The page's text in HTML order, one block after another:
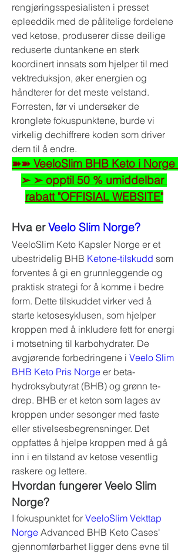
rengjøringsspesialisten i presset
epleeddik med de pålitelige fordelene
ved ketose, produserer disse deilige
reduserte duntankene en sterk
koordinert innsats som hjelper til med
vektreduksjon, øker energien og
håndterer for det meste velstand.
Forresten, før vi undersøker de
kronglete fokuspunktene, burde vi
virkelig dechiffrere koden som driver
dem til å endre.
➽➽ VeeloSlim BHB Keto i Norge
➢ ➢ opptil 50 % umiddelbar
rabatt "OFFISIAL WEBSITE"
Hva er Veelo Slim Norge?
VeeloSlim Keto Kapsler Norge er et
ubestridelig BHB Ketone-tilskudd som
forventes å gi en grunnleggende og
praktisk strategi for å komme i bedre
form. Dette tilskuddet virker ved å
starte ketosesyklusen, som hjelper
kroppen med å inkludere fett for energi
i motsetning til karbohydrater. De
avgjørende forbedringene i Veelo Slim
BHB Keto Pris Norge er beta-
hydroksybutyrat (BHB) og grønn te-
drep. BHB er et keton som lages av
kroppen under sesonger med faste
eller stivelsesbegrensninger. Det
oppfattes å hjelpe kroppen med å gå
inn i en tilstand av ketose vesentlig
raskere og lettere.
Hvordan fungerer Veelo Slim
Norge?
I fokuspunktet for VeeloSlim Vekttap
Norge Advanced BHB Keto Cases'
gjennomførbarhet ligger dens evne til